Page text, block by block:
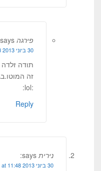
פירגה says:
30 ביוני 2013 at 13:33
תודה זלדה
זה
:lol:
Reply
נירית says:
30 ביוני 2013 at 11:48